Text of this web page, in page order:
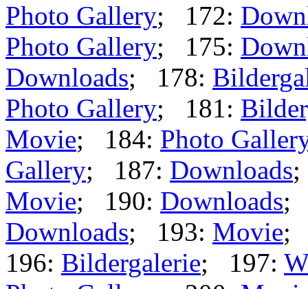
Photo Gallery; 172:
Photo Gallery; 175:
Downloads; 178:
Photo Gallery; 181:
Movie; 184: Photo
Gallery; 187: Downloads
Movie; 190: Downloads;
Downloads; 193: Movie;
196: Bildergalerie; 197: